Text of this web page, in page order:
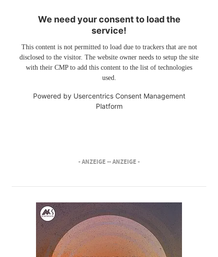
We need your consent to load the
service!
This content is not permitted to load due to trackers that are not
disclosed to the visitor. The website owner needs to setup the site
with their CMP to add this content to the list of technologies
used.
Powered by Usercentrics Consent Management
Platform
- ANZEIGE -- ANZEIGE -